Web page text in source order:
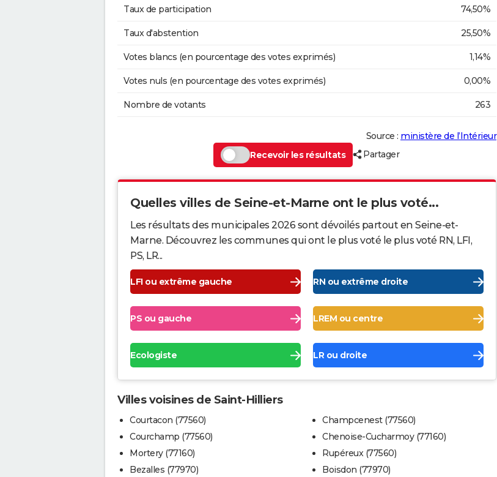
Taux de participation 74,50%
Taux d'abstention 25,50%
Votes blancs (en pourcentage des votes exprimés) 1,14%
Votes nuls (en pourcentage des votes exprimés) 0,00%
Nombre de votants 263
Source : ministère de l’Intérieur
Recevoir les résultats
Partager
Quelles villes de Seine-et-Marne ont le plus voté...
Les résultats des municipales 2026 sont dévoilés partout en Seine-et-
Marne. Découvrez les communes qui ont le plus voté le plus voté RN, LFI,
PS, LR...
LFI ou extrême gauche RN ou extrême droite
PS ou gauche LREM ou centre
Ecologiste LR ou droite
Villes voisines de Saint-Hilliers
Courtacon (77560)
Courchamp (77560)
Mortery (77160)
Bezalles (77970)
Champcenest (77560)
Chenoise-Cucharmoy (77160)
Rupéreux (77560)
Boisdon (77970)